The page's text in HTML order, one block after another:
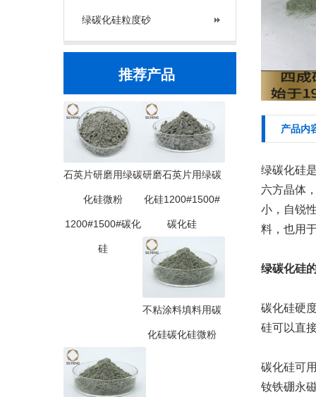
绿碳化硅粒度砂
推荐产品
石英片研磨用绿碳
化硅微粉
1200#1500#碳化
硅
研磨石英片用绿碳
化硅1200#1500#
碳化硅
不粘涂料填料用碳
化硅碳化硅微粉
产品内
绿碳化硅
六方晶体
小，自锐
料，也用
绿碳化硅
碳化硅硬
硅可以直
碳化硅可
钕铁硼永